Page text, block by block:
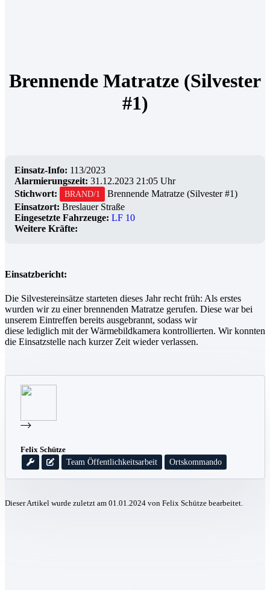
Brennende Matratze (Silvester
#1)
Einsatz-Info: 113/2023
Alarmierungszeit: 31.12.2023 21:05 Uhr
Stichwort:
BRAND/1
Brennende Matratze (Silvester #1)
Einsatzort: Breslauer Straße
Eingesetzte Fahrzeuge: LF 10
Weitere Kräfte:
Einsatzbericht:
Die Silvestereinsätze starteten dieses Jahr recht früh: Als erstes
wurden wir zu einer brennenden Matratze gerufen. Diese war bei
unserem Eintreffen bereits ausgebrannt, sodass wir
diese lediglich mit der Wärmebildkamera kontrollierten. Wir konnten
die Einsatzstelle nach kurzer Zeit wieder verlassen.
Felix Schütze
Team Öffentlichkeitsarbeit Ortskommando
Dieser Artikel wurde zuletzt am 01.01.2024 von Felix Schütze bearbeitet.